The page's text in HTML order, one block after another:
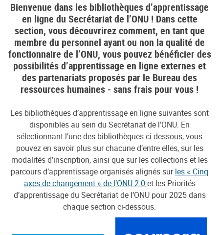
Bienvenue dans les bibliothèques d’apprentissage
en ligne du Secrétariat de l’ONU ! Dans cette
section, vous découvrirez comment, en tant que
membre du personnel ayant ou non la qualité de
fonctionnaire de l’ONU, vous pouvez bénéficier des
possibilités d’apprentissage en ligne externes et
des partenariats proposés par le Bureau des
ressources humaines - sans frais pour vous !
Les bibliothèques d’apprentissage en ligne suivantes sont
disponibles au sein du Secrétariat de l’ONU. En
sélectionnant l’une des bibliothèques ci-dessous, vous
pouvez en savoir plus sur chacune d’entre elles, sur les
modalités d’inscription, ainsi que sur les collections et les
parcours d’apprentissage organisés alignés surles « Cinq
axes de changement » de l’ONU 2.0 et les Priorités
d’apprentissage du Secrétariat de l’ONU pour 2025 dans
chaque section ci-dessous.